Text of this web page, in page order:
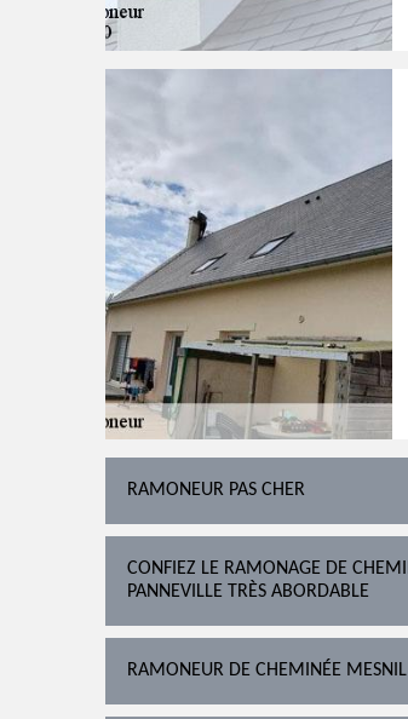
RAMONEUR PAS CHER
CONFIEZ LE RAMONAGE DE
PANNEVILLE TRÈS ABORDABLE
RAMONEUR DE CHEMINÉE MESNIL